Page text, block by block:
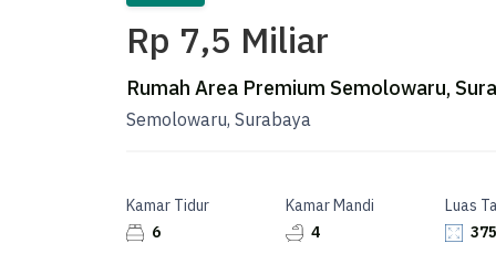
Rp 7,5 Miliar
Rumah Area Premium Semolowaru,
Semolowaru, Surabaya
Kamar Tidur
6
Kamar Mandi
4
Luas